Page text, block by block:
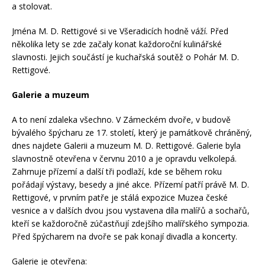
a stolovat.
Jména M. D. Rettigové si ve Všeradicích hodně váží. Před
několika lety se zde začaly konat každoroční kulinářské
slavnosti. Jejich součástí je kuchařská soutěž o Pohár M. D.
Rettigové.
Galerie a muzeum
A to není zdaleka všechno. V Zámeckém dvoře, v budově
bývalého špýcharu ze 17. století, který je památkově chráněný,
dnes najdete Galerii a muzeum M. D. Rettigové. Galerie byla
slavnostně otevřena v červnu 2010 a je opravdu velkolepá.
Zahrnuje přízemí a další tři podlaží, kde se během roku
pořádají výstavy, besedy a jiné akce. Přízemí patří právě M. D.
Rettigové, v prvním patře je stálá expozice Muzea české
vesnice a v dalších dvou jsou vystavena díla malířů a sochařů,
kteří se každoročně zúčastňují zdejšího malířského sympozia.
Před špýcharem na dvoře se pak konají divadla a koncerty.
Galerie je otevřena: